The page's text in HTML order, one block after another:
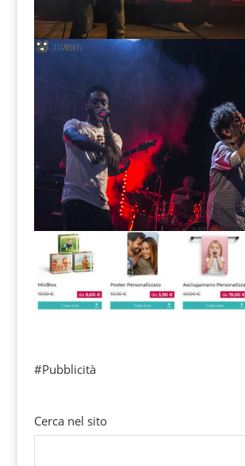
#Pubblicità
Cerca nel sito